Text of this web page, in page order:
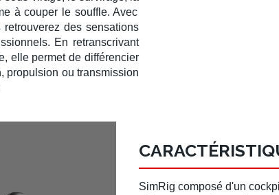
à couper le souffle. Avec
retrouverez des sensations
. En retranscrivant
, elle permet de différencier
, propulsion outransmission
SimRig composé d'un